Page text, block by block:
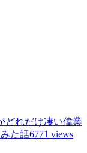
どれだけ凄い偉業
た話6771 views